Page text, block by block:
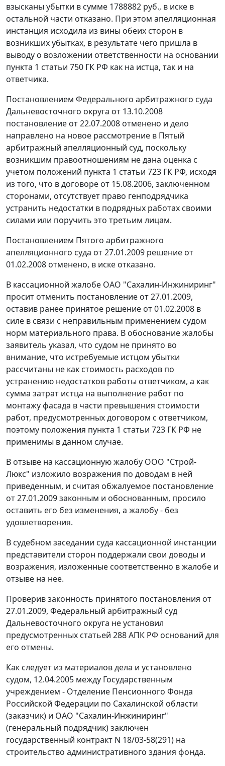
взысканы убытки в сумме 1788882 руб., в иске в
остальной части отказано. При этом апелляционная
инстанция исходила из вины обеих сторон в
возникших убытках, в результате чего пришла в
выводу о возложении ответственности на основании
пункта 1 статьи 750 ГК РФ как на истца, так и на
ответчика.
Постановлением Федерального арбитражного суда
Дальневосточного округа от 13.10.2008
постановление от 22.07.2008 отменено и дело
направлено на новое рассмотрение в Пятый
арбитражный апелляционный суд, поскольку
возникшим правоотношениям не дана оценка с
учетом положений пункта 1 статьи 723 ГК РФ, исходя
из того, что в договоре от 15.08.2006, заключенном
сторонами, отсутствует право генподрядчика
устранить недостатки в подрядных работах своими
силами или поручить это третьим лицам.
Постановлением Пятого арбитражного
апелляционного суда от 27.01.2009 решение от
01.02.2008 отменено, в иске отказано.
В кассационной жалобе ОАО "Сахалин-Инжиниринг"
просит отменить постановление от 27.01.2009,
оставив ранее принятое решение от 01.02.2008 в
силе в связи с неправильным применением судом
норм материального права. В обоснование жалобы
заявитель указал, что судом не принято во
внимание, что истребуемые истцом убытки
рассчитаны не как стоимость расходов по
устранению недостатков работы ответчиком, а как
сумма затрат истца на выполнение работ по
монтажу фасада в части превышения стоимости
работ, предусмотренных договором с ответчиком,
поэтому положения пункта 1 статьи 723 ГК РФ не
применимы в данном случае.
В отзыве на кассационную жалобу ООО "Строй-
Люкс" изложило возражения по доводам в ней
приведенным, и считая обжалуемое постановление
от 27.01.2009 законным и обоснованным, просило
оставить его без изменения, а жалобу - без
удовлетворения.
В судебном заседании суда кассационной инстанции
представители сторон поддержали свои доводы и
возражения, изложенные соответственно в жалобе и
отзыве на нее.
Проверив законность принятого постановления от
27.01.2009, Федеральный арбитражный суд
Дальневосточного округа не установил
предусмотренных статьей 288АПК РФ оснований для
его отмены.
Как следует из материалов дела и установлено
судом, 12.04.2005 между Государственным
учреждением - Отделение Пенсионного Фонда
Российской Федерации по Сахалинской области
(заказчик) и ОАО "Сахалин-Инжиниринг"
(генеральный подрядчик) заключен
государственный контракт N 18/03-58(291) на
строительство административного здания фонда.